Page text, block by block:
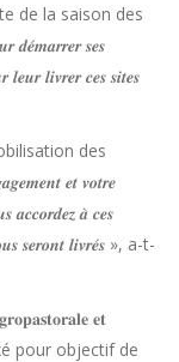
de la saison des
𝒅𝒆́𝒎𝒂𝒓𝒓𝒆𝒓 𝒔𝒆𝒔
𝒍𝒊𝒗𝒓𝒆𝒓 𝒄𝒆𝒔 𝒔𝒊𝒕𝒆𝒔
des
𝒆𝒕 𝒗𝒐𝒕𝒓𝒆
𝒂𝒄𝒄𝒐𝒓𝒅𝒆𝒛 𝒂̀ 𝒄𝒆𝒔
𝒔𝒆𝒓𝒐𝒏𝒕 𝒍𝒊𝒗𝒓𝒆́𝒔 », a-t-
𝐞𝐭
pour objectif de